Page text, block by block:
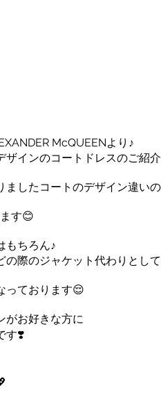
McQUEENより♪
インのコートドレスのご紹介
ましたコートのデザイン違い
す😊
もちろん♪
の際のジャケット代わりとし
っております😌
がお好きな方に
す❣️